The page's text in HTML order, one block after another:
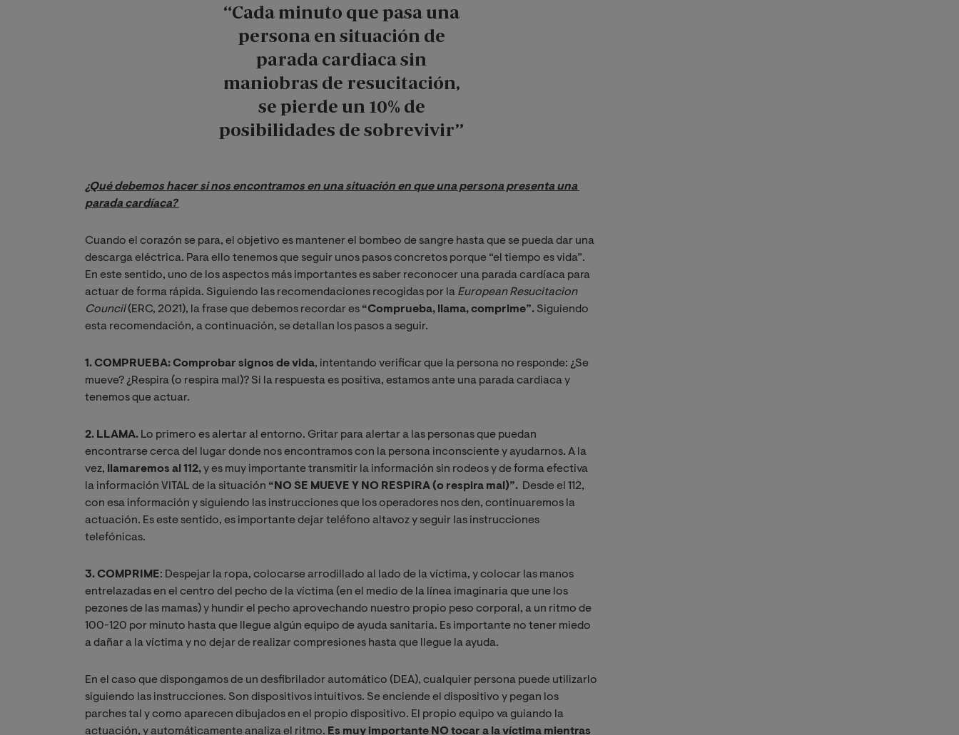
“Cada minuto que pasa una
persona en situación de
parada cardiaca sin
maniobras de resucitación,
se pierde un 10% de
posibilidades de sobrevivir”
¿Qué debemos hacer si nos encontramos en una situación en que una persona presenta una
parada cardíaca?
Cuando el corazón se para, el objetivo es mantener el bombeo de sangre hasta que se pueda dar una
descarga eléctrica. Para ello tenemos que seguir unos pasos concretos porque “el tiempo es vida”.
En este sentido, uno de los aspectos más importantes es saber reconocer una parada cardíaca para
actuar de forma rápida. Siguiendo las recomendaciones recogidas por la European Resucitacion
Council(ERC, 2021), la frase que debemos recordar es“Comprueba, llama, comprime”. Siguiendo
esta recomendación, a continuación, se detallan los pasos a seguir.
1. COMPRUEBA: Comprobar signos de vida, intentando verificar que la persona no responde: ¿Se
mueve? ¿Respira (o respira mal)? Si la respuesta es positiva, estamos ante una parada cardiaca y
tenemos que actuar.
2. LLAMA. Lo primero es alertar al entorno. Gritar para alertar a las personas que puedan
encontrarse cerca del lugar donde nos encontramos con la persona inconsciente y ayudarnos. A la
vez,
llamaremos al 112,y es muy importante transmitir la información sin rodeos y de forma efectiva
la información VITAL de la situación “NO SE MUEVE Y NO RESPIRA (o respira mal)”. Desde el 112,
con esa información y siguiendo las instrucciones que los operadores nos den, continuaremos la
actuación. Es este sentido, es importante dejar teléfono altavoz y seguir las instrucciones
telefónicas.
3. COMPRIME: Despejar la ropa, colocarse arrodillado al lado de la víctima, y colocar las manos
entrelazadas en el centro del pecho de la víctima (en el medio de la línea imaginaria que une los
pezones de las mamas) y hundir el pecho aprovechando nuestro propio peso corporal, a un ritmo de
100-120 por minuto hasta que llegue algún equipo de ayuda sanitaria. Es importante no tener miedo
a dañar a la víctima y no dejar de realizar compresiones hasta que llegue la ayuda.
En el caso que dispongamos de un desfibrilador automático (DEA), cualquier persona puede utilizarlo
siguiendo las instrucciones. Son dispositivos intuitivos. Se enciende el dispositivo y pegan los
parches tal y como aparecen dibujados en el propio dispositivo. El propio equipo va guiando la
actuación, y automáticamente analiza el ritmo. Es muy importante NO tocar a la víctima mientras